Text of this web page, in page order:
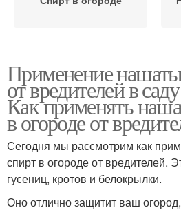
деревьев
Спирт для сада
Применение
от вредителей в
Как применять
в огороде от
Сегодня мы рассмотрим как
спирт в огороде от вредителей.
гусениц, кротов и белокрылки.
Оно отлично защитит ваш